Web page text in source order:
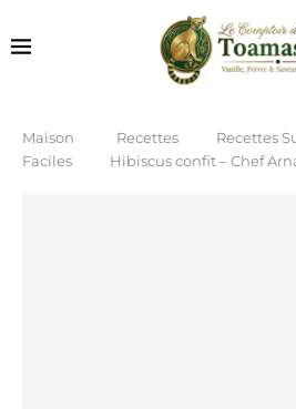
Maison Recettes Recettes
Faciles
Hibiscus confit – Chef